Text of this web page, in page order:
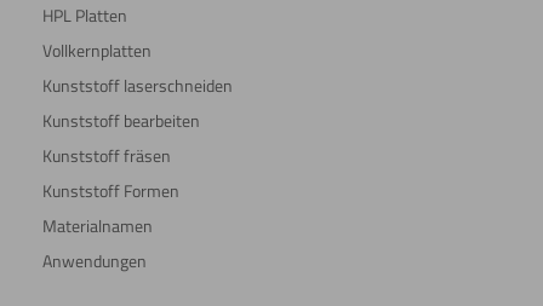
HPL Platten
Vollkernplatten
Kunststoff laserschneiden
Kunststoff bearbeiten
Kunststoff fräsen
Kunststoff Formen
Materialnamen
Anwendungen